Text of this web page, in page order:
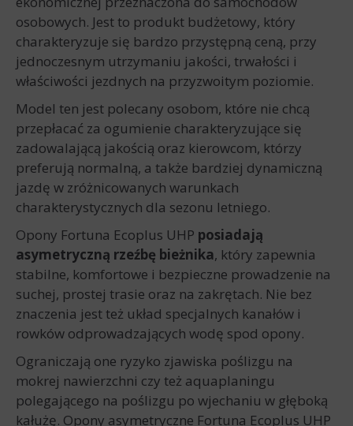
osobowych. Jest to produkt budżetowy, który
charakteryzuje się bardzo przystępną ceną, przy
jednoczesnym utrzymaniu jakości, trwałości i
właściwości jezdnych na przyzwoitym poziomie.
Model ten jest polecany osobom, które nie chcą
przepłacać za ogumienie charakteryzujące się
zadowalającą jakością oraz kierowcom, którzy
preferują normalną, a także bardziej dynamiczną
jazdę w zróżnicowanych warunkach
charakterystycznych dla sezonu letniego.
Opony Fortuna Ecoplus UHP posiadają
asymetryczną rzeźbę bieżnika, który zapewnia
stabilne, komfortowe i bezpieczne prowadzenie na
suchej, prostej trasie oraz na zakrętach. Nie bez
znaczenia jest też układ specjalnych kanałów i
rowków odprowadzających wodę spod opony.
Ograniczają one ryzyko zjawiska poślizgu na
mokrej nawierzchni czy też aquaplaningu
polegającego na poślizgu po wjechaniu w głęboką
kałużę. Opony asymetryczne Fortuna Ecoplus UHP